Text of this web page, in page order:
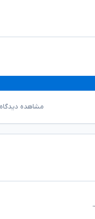
مشاهده